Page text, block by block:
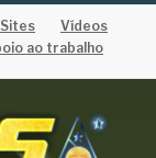
Vídeos
ao trabalho